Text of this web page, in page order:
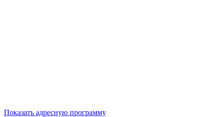
Показать адресную программу